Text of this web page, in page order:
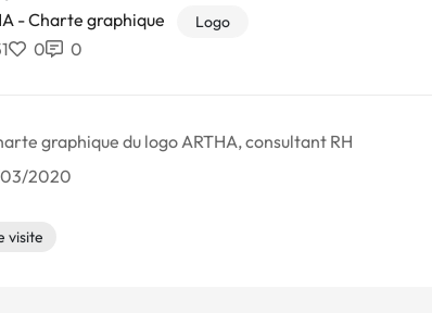
- Charte graphique
Logo
0 0
graphique du logo ARTHA, consultant RH
03/2020
visite